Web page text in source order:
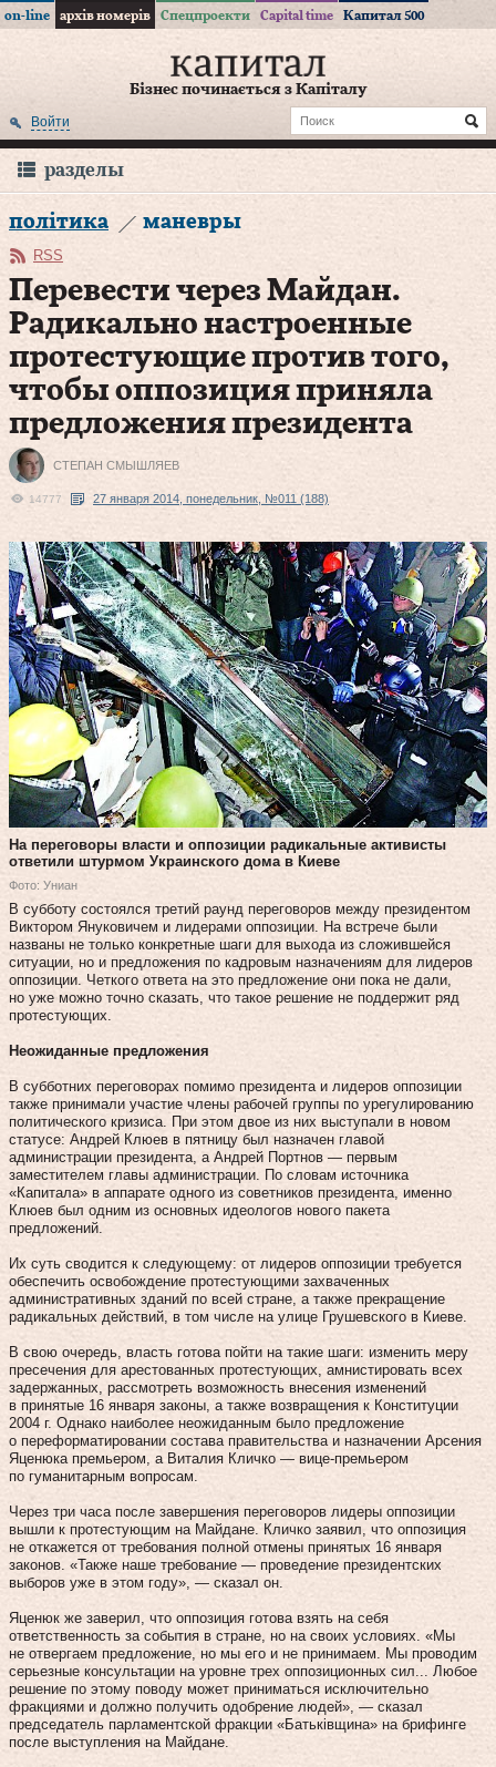
on-line архів номерів Спецпроекти Capital time Капитал 500
Бізнес починається з Капіталу
Войти
разделы
політика маневры
RSS
Перевести через Майдан.
Радикально настроенные
протестующие против того,
чтобы оппозиция приняла
предложения президента
СТЕПАН СМЫШЛЯЕВ
14777 27 января 2014, понедельник, №011 (188)
На переговоры власти и оппозиции радикальные активисты
ответили штурмом Украинского дома в Киеве
Фото: Униан
В субботу состоялся третий раунд переговоров между президентом
Виктором Януковичем и лидерами оппозиции. На встрече были
названы не только конкретные шаги для выхода из сложившейся
ситуации, но и предложения по кадровым назначениям для лидеров
оппозиции. Четкого ответа на это предложение они пока не дали,
но уже можно точно сказать, что такое решение не поддержит ряд
протестующих.
Неожиданные предложения
В субботних переговорах помимо президента и лидеров оппозиции
также принимали участие члены рабочей группы по урегулированию
политического кризиса. При этом двое из них выступали в новом
статусе: Андрей Клюев в пятницу был назначен главой
администрации президента, а Андрей Портнов — первым
заместителем главы администрации. По словам источника
«Капитала» в аппарате одного из советников президента, именно
Клюев был одним из основных идеологов нового пакета
предложений.
Их суть сводится к следующему: от лидеров оппозиции требуется
обеспечить освобождение протестующими захваченных
административных зданий по всей стране, а также прекращение
радикальных действий, в том числе на улице Грушевского в Киеве.
В свою очередь, власть готова пойти на такие шаги: изменить меру
пресечения для арестованных протестующих, амнистировать всех
задержанных, рассмотреть возможность внесения изменений
в принятые 16 января законы, а также возвращения к Конституции
2004 г. Однако наиболее неожиданным было предложение
о переформатировании состава правительства и назначении Арсения
Яценюка премьером, а Виталия Кличко — вице-премьером
по гуманитарным вопросам.
Через три часа после завершения переговоров лидеры оппозиции
вышли к протестующим на Майдане. Кличко заявил, что оппозиция
не откажется от требования полной отмены принятых 16 января
законов. «Также наше требование — проведение президентских
выборов уже в этом году», — сказал он.
Яценюк же заверил, что оппозиция готова взять на себя
ответственность за события в стране, но на своих условиях. «Мы
не отвергаем предложение, но мы его и не принимаем. Мы проводим
серьезные консультации на уровне трех оппозиционных сил... Любое
решение по этому поводу может приниматься исключительно
фракциями и должно получить одобрение людей», — сказал
председатель парламентской фракции «Батьківщина» на брифинге
после выступления на Майдане.